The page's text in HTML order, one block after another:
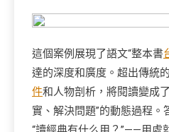
這個案例展現了語文“整本書
達的深度和廣度。超出傳統
件和人物剖析，將閱讀變成
實、解決問題”的動態過程。